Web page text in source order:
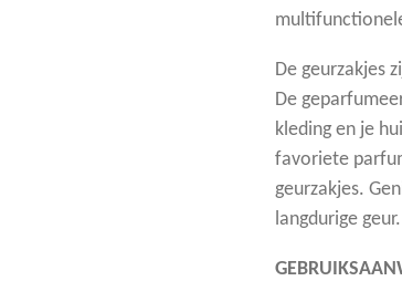
De geurzakjes
De
kleding en je
favoriete
geurzakjes.
langdurige geur.